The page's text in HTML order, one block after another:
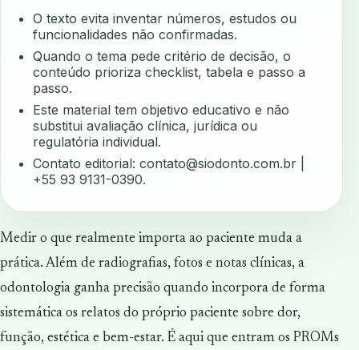
O texto evita inventar números, estudos ou
funcionalidades não confirmadas.
Quando o tema pede critério de decisão, o
conteúdo prioriza checklist, tabela e passo a
passo.
Este material tem objetivo educativo e não
substitui avaliação clínica, jurídica ou
regulatória individual.
Contato editorial:contato@siodonto.com.br
+55 93 9131-0390.
Medir o que realmente importa ao paciente muda a
prática. Além de radiografias, fotos e notas clínicas, a
odontologia ganha precisão quando incorpora de forma
sistemática os relatos do próprio paciente sobre dor,
função, estética e bem-estar. É aqui que entram os PROMs